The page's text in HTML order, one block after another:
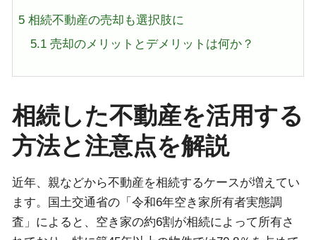
5 相続不動産の売却も選択肢に
5.1売却のメリットとデメリットは何か？
相続した不動産を活用する
方法と注意点を解説
近年、親などから不動産を相続するケースが増えてい
ます。国土交通省の「令和6年空き家所有者実態調
査」によると、空き家の約6割が相続によって所有さ